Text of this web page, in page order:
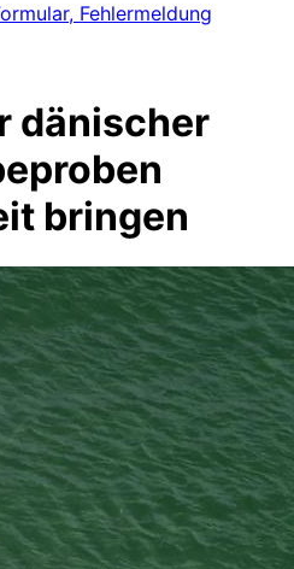
Fehlermeldung
dänischer
bringen